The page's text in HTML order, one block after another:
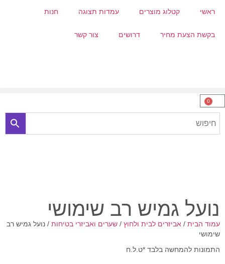
ראשי קטלוג מוצרים עמדות תצוגה חנות
בקשת הצעת מחיר דרושים צור קשר
0
נועל גמיש רב שימושי
עמוד הבית/ אביזרים לבית ולחוץ/ שערים ואביזרי בטיחות/ נועל גמיש רב
שימושי
התמונות להמחשה בלבד *ט.ל.ח